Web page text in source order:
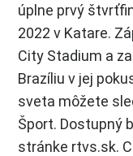
úplne prvý
2022 v Katare.
City Stadium a
Brazíliu v jej
sveta môžete
Šport. Dostupný
stránke rtvs.sk.